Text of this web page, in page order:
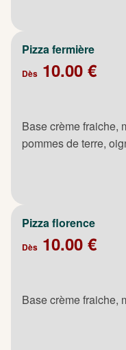
Pizza fermière
Dès 10.00 €
Base crème fraiche,
pommes de terre,
Pizza florence
Dès 10.00 €
Base crème fraiche,